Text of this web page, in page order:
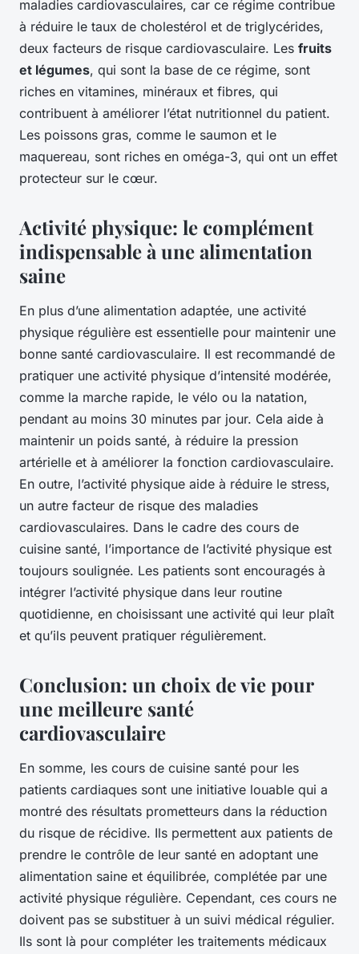
maladies cardiovasculaires, car ce régime contribue
à réduire le taux de cholestérol et de triglycérides,
deux facteurs de risque cardiovasculaire. Les fruits
et légumes, qui sont la base de ce régime, sont
riches en vitamines, minéraux et fibres, qui
contribuent à améliorer l’état nutritionnel du patient.
Les poissons gras, comme le saumon et le
maquereau, sont riches en oméga-3, qui ont un effet
protecteur sur le cœur.
Activité physique: le complément
indispensable à une alimentation
saine
En plus d’une alimentation adaptée, une activité
physique régulière est essentielle pour maintenir une
bonne santé cardiovasculaire. Il est recommandé de
pratiquer une activité physique d’intensité modérée,
comme la marche rapide, le vélo ou la natation,
pendant au moins 30 minutes par jour. Cela aide à
maintenir un poids santé, à réduire la pression
artérielle et à améliorer la fonction cardiovasculaire.
En outre, l’activité physique aide à réduire le stress,
un autre facteur de risque des maladies
cardiovasculaires. Dans le cadre des cours de
cuisine santé, l’importance de l’activité physique est
toujours soulignée. Les patients sont encouragés à
intégrer l’activité physique dans leur routine
quotidienne, en choisissant une activité qui leur plaît
et qu’ils peuvent pratiquer régulièrement.
Conclusion: un choix de vie pour
une meilleure santé
cardiovasculaire
En somme, les cours de cuisine santé pour les
patients cardiaques sont une initiative louable qui a
montré des résultats prometteurs dans la réduction
du risque de récidive. Ils permettent aux patients de
prendre le contrôle de leur santé en adoptant une
alimentation saine et équilibrée, complétée par une
activité physique régulière. Cependant, ces cours ne
doivent pas se substituer à un suivi médical régulier.
Ils sont là pour compléter les traitements médicaux